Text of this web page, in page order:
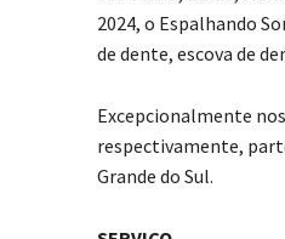
2024, o Espalhando
de dente, escova de
Excepcionalmente
respectivamente,
Grande do Sul.